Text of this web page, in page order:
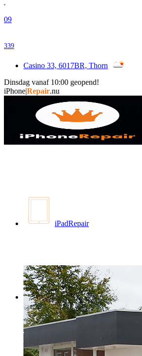
09
339
Casino 33, 6017BR, Thorn
Dinsdag vanaf 10:00 geopend!
i|Repair.nu
iPadRepair
MacBookRepair